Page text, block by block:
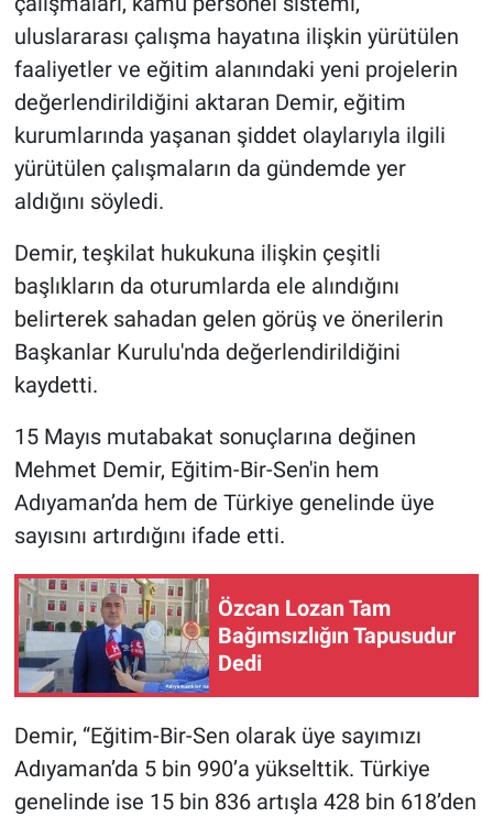
uluslararası çalışma hayatına ilişkin yürütülen
faaliyetler ve eğitim alanındaki yeni projelerin
değerlendirildiğini aktaran Demir, eğitim
kurumlarında yaşanan şiddet olaylarıyla ilgili
yürütülen çalışmaların da gündemde yer
aldığını söyledi.
Demir, teşkilat hukukuna ilişkin çeşitli
başlıkların da oturumlarda ele alındığını
belirterek sahadan gelen görüş ve önerilerin
Başkanlar Kurulu'nda değerlendirildiğini
kaydetti.
15 Mayıs mutabakat sonuçlarına değinen
Mehmet Demir, Eğitim-Bir-Sen'in hem
Adıyaman’da hem de Türkiye genelinde üye
sayısını artırdığını ifade etti.
Özcan Lozan Tam
Bağımsızlığın Tapusudur
Dedi
Demir, “Eğitim-Bir-Sen olarak üye sayımızı
Adıyaman’da 5 bin 990’a yükselttik. Türkiye
genelinde ise 15 bin 836 artışla 428 bin 618’den